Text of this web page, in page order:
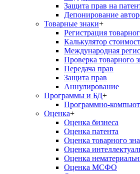
Защита прав на
Депонирование
Товарные знаки+
Регистрация
Калькулятор
Международная
Проверка товарного
Передача прав
Защита прав
Аннулирование
Программы и БД+
Программно-
Оценка+
Оценка бизнеса
Оценка патента
Оценка товарного
Оценка
Оценка
Оценка МСФО